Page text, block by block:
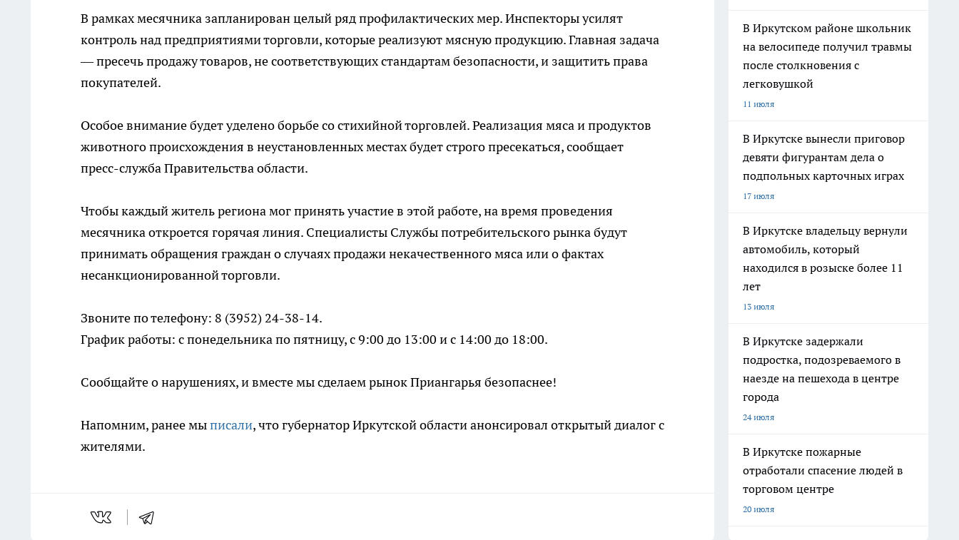
В рамках месячника запланирован целый ряд профилактических мер. Инспекторы усилят
контроль над предприятиями торговли, которые реализуют мясную продукцию. Главная задача
— пресечь продажу товаров, не соответствующих стандартам безопасности, и защитить права
покупателей.
Особое внимание будет уделено борьбе со стихийной торговлей. Реализация мяса и продуктов
животного происхождения в неустановленных местах будет строго пресекаться, сообщает
пресс-служба Правительства области.
Чтобы каждый житель региона мог принять участие в этой работе, на время проведения
месячника откроется горячая линия. Специалисты Службы потребительского рынка будут
принимать обращения граждан о случаях продажи некачественного мяса или о фактах
несанкционированной торговли.
Звоните по телефону: 8 (3952) 24-38-14.
График работы: с понедельника по пятницу, с 9:00 до 13:00 и с 14:00 до 18:00.
Сообщайте о нарушениях, и вместе мы сделаем рынок Приангарья безопаснее!
Напомним, ранее мыписали, что губернатор Иркутской области анонсировал открытый диалог с
жителями.
В Иркутском районе школьник
на велосипеде получил травмы
после столкновения с
легковушкой
11 июля
В Иркутске вынесли приговор
девяти фигурантам дела о
подпольных карточных играх
17 июля
В Иркутске владельцу вернули
автомобиль, который
находился в розыске более 11
лет
13 июля
В Иркутске задержали
подростка, подозреваемого в
наезде на пешехода в центре
города
24 июля
В Иркутске пожарные
отработали спасение людей в
торговом центре
20 июля